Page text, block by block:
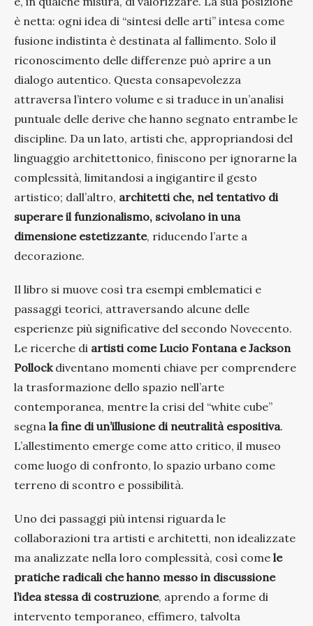
è netta: ogni idea di “sintesi delle arti” intesa come
fusione indistinta è destinata al fallimento. Solo il
riconoscimento delle differenze può aprire a un
dialogo autentico. Questa consapevolezza
attraversa l’intero volume e si traduce in un’analisi
puntuale delle derive che hanno segnato entrambe le
discipline. Da un lato, artisti che, appropriandosi del
linguaggio architettonico, finiscono per ignorarne la
complessità, limitandosi a ingigantire il gesto
artistico; dall’altro, architetti che, nel tentativo di
superare il funzionalismo, scivolano in una
dimensione estetizzante, riducendo l’arte a
decorazione.
Il libro si muove così tra esempi emblematici e
passaggi teorici, attraversando alcune delle
esperienze più significative del secondo Novecento.
Le ricerche di artisti come Lucio Fontana e Jackson
Pollockdiventano momenti chiave per comprendere
la trasformazione dello spazio nell’arte
contemporanea, mentre la crisi del “white cube”
segna la fine di un’illusione di neutralità espositiva.
L’allestimento emerge come atto critico, il museo
come luogo di confronto, lo spazio urbano come
terreno di scontro e possibilità.
Uno dei passaggi più intensi riguarda le
collaborazioni tra artisti e architetti, non idealizzate
ma analizzate nella loro complessità, così come le
pratiche radicali che hanno messo in discussione
l’idea stessa di costruzione, aprendo a forme di
intervento temporaneo, effimero, talvolta